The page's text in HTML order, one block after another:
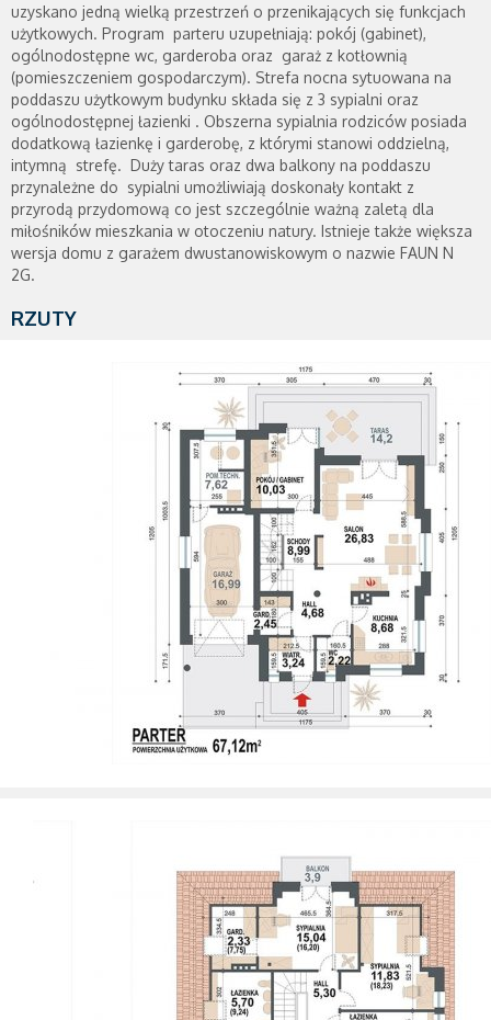
uzyskano jedną wielką przestrzeń o przenikających się funkcjach
użytkowych. Program parteru uzupełniają: pokój (gabinet),
ogólnodostępne wc, garderoba oraz garaż z kotłownią
(pomieszczeniem gospodarczym). Strefa nocna sytuowana na
poddaszu użytkowym budynku składa się z 3 sypialni oraz
ogólnodostępnej łazienki . Obszerna sypialnia rodziców posiada
dodatkową łazienkę i garderobę, z którymi stanowi oddzielną,
intymną strefę. Duży taras oraz dwa balkony na poddaszu
przynależne do sypialni umożliwiają doskonały kontakt z
przyrodą przydomową co jest szczególnie ważną zaletą dla
miłośników mieszkania w otoczeniu natury. Istnieje także większa
wersja domu z garażem dwustanowiskowym o nazwie FAUN N
2G.
RZUTY